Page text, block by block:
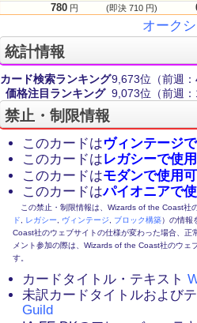
780 円 (即決 710 円)
オーク
統計情報
カード検索ランキング9,673位 （前週
価格注目ランキング 9,073位 （前週
禁止・制限情報
このカードはヴィンテージ
このカードはレガシーで使
このカードはモダンで使用
このカードはパイオニアで
この禁止・制限情報は、Wizards of the Coast社
ド
レガシー ヴィンテージ ブロック構築）の情報
Coast社のウェブサイトの仕様が変わった場合、
メント参加の際は、Wizards of the Coast社のウェ
す。
カードタイトル・テキスト
未訳カードタイトルおよび
Guild